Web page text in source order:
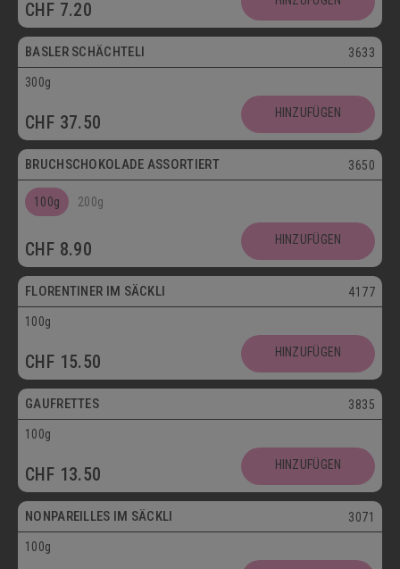
CHF 7.20
Postversand
BASLER SCHÄCHTELI 3633
300g
CHF 37.50 HINZUFÜGEN
Postversand
BRUCHSCHOKOLADE ASSORTIERT 3650
100g 200g
CHF 8.90 HINZUFÜGEN
Postversand
FLORENTINER IM SÄCKLI 4177
100g
CHF 15.50 HINZUFÜGEN
Postversand
GAUFRETTES 3835
100g
CHF 13.50 HINZUFÜGEN
Postversand
NONPAREILLES IM SÄCKLI 3071
100g